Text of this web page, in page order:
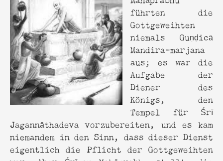
führten die
Gottgeweihten
niemals Guṇḍicā
Mandira-marjana
aus; es war die
Aufgabe der
Diener des
Königs, den
Tempel für Śrī
Jagannāthadeva vorzubereiten, und es kam
niemandem in den Sinn, dass dieser Dienst
eigentlich die Pflicht der Gottgeweihten